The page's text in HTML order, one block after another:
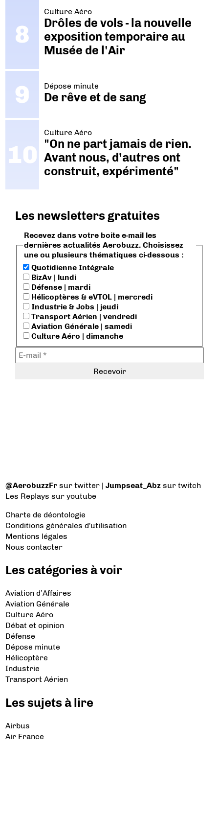
Culture Aéro
Drôles de vols - la nouvelle
exposition temporaire au
Musée de l'Air
Dépose minute
De rêve et de sang
Culture Aéro
"On ne part jamais de rien.
Avant nous, d’autres ont
construit, expérimenté"
Les newsletters gratuites
Recevez dans votre boite e-mail les
dernières actualités Aerobuzz. Choisissez
une ou plusieurs thématiques ci-dessous :
Quotidienne Intégrale
BizAv | lundi
Défense | mardi
Hélicoptères & eVTOL | mercredi
Industrie & Jobs | jeudi
Transport Aérien | vendredi
Aviation Générale | samedi
Culture Aéro | dimanche
@AerobuzzFr sur twitter |Jumpseat_Abz sur twitch
Les Replays sur youtube
Charte de déontologie
Conditions générales d'utilisation
Mentions légales
Nous contacter
Les catégories à voir
Aviation d’Affaires
Aviation Générale
Culture Aéro
Débat et opinion
Défense
Dépose minute
Hélicoptère
Industrie
Transport Aérien
Les sujets à lire
Airbus
Air France